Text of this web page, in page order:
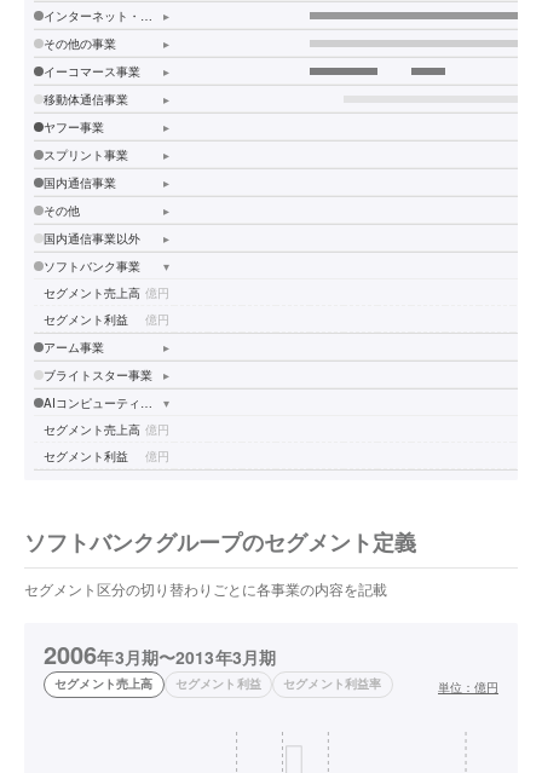
▸
その他の事業
▸
イーコマース事業
▸
移動体通信事業
▸
ヤフー事業
▸
スプリント事業
▸
国内通信事業
▸
その他
▸
国内通信事業以外
▸
ソフトバンク事業
▾
セグメント売上高 億円
セグメント利益
億円
アーム事業
▸
ブライトスター事業
▸
▾
セグメント売上高 億円
セグメント利益
億円
ソフトバンクグループのセグメント定義
セグメント区分の切り替わりごとに各事業の内容を記載
2006年3月期〜2013年3月期
セグメント売上高 セグメント利益 セグメント利益率 単位： 億円